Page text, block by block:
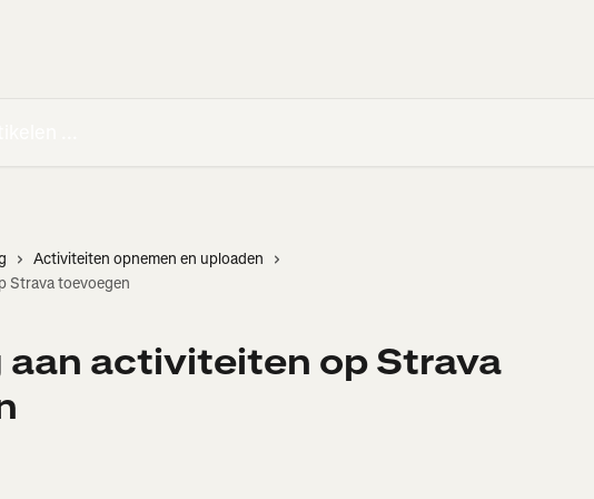
Activiteiten opnemen en uploaden
Strava toevoegen
activiteiten op Strava